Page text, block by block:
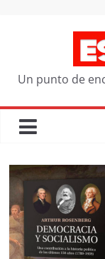
Un punto de